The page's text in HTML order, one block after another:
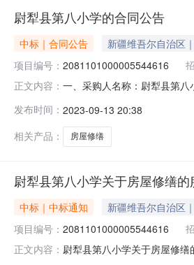
尉犁县第八小学的合同公告
中标｜合同公告
新疆维吾尔自治区
项目编号： 2081101000005544616
正文内容： 一、采购人名称：尉犁县第
项：详见附件中的合同文件
发布时间： 2023-09-13 20:38
相关产品：
房屋修缮
尉犁县第八小学关于房屋修缮
中标｜中标通知
新疆维吾尔自治区
项目编号： 2081101000005544616
正文内容： 尉犁县第八小学关于房屋修